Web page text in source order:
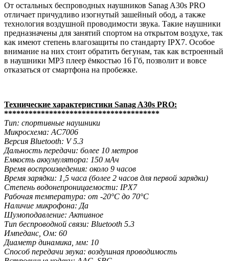
От остальных беспроводных наушников Sanag A30s PRO
отличает причудливо изогнутый зашейный обод, а также
технология воздушной проводимости звука. Такие наушники
предназначены для занятий спортом на открытом воздухе, так
как имеют степень влагозащиты по стандарту IPX7. Особое
внимание на них стоит обратить бегунам, так как встроенный
в наушники MP3 плеер ёмкостью 16 Гб, позволит и вовсе
отказаться от смартфона на пробежке.
Технические характеристики Sanag A30s PRO:
**************************************
Тип: спортивные наушники
Микросхема: AC7006
Версия Bluetooth: V 5.3
Дальность передачи: более 10 метров
Емкость аккумулятора: 150 мАч
Время воспроизведения: около 9 часов
Время зарядки: 1,5 часа (более 2 часов для первой зарядки)
Степень водонепроницаемости: IPX7
Рабочая температура: от -20°C до 70°C
Наличие микрофона: Да
Шумоподавление: Активное
Тип беспроводной связи: Bluetooth 5.3
Импеданс, Ом: 60
Диаметр динамика, мм: 10
Способ передачи звука: воздушная проводимость